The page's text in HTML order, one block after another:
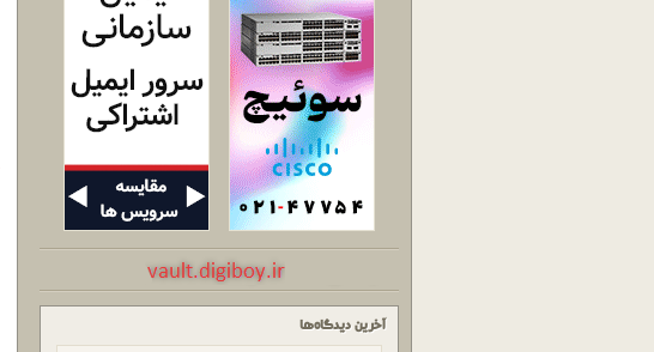
آخرین دیدگاه‌ها